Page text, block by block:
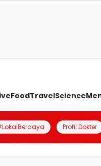
FoodTravelScience
Profil Dokter